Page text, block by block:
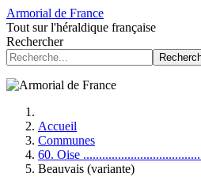
Armorial de France
Tout sur l'héraldique française
Rechercher
Accueil
Communes
60. Oise
Beauvais (variante)